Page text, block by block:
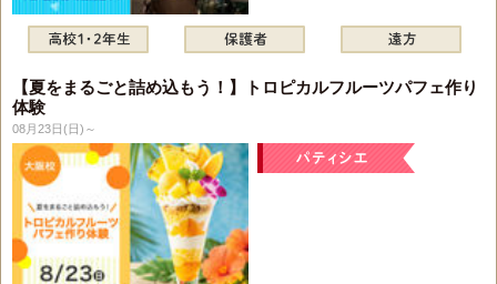
【夏をまるごと詰め込もう！】トロピカルフルーツパフェ作り
体験
08月23日(日)～